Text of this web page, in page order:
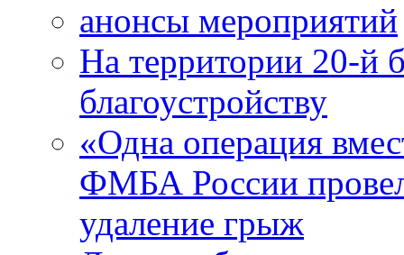
анонсы мероприятий
На территории 20-й
благоустройству
«Одна операция
ФМБА России
удаление грыж